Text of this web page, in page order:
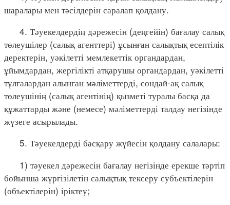
шаралары мен тәсілдерін саралап қолдану.
4. Тәуекелдердің дәрежесін (деңгейін) бағалау салық
төлеушілер (салық агенттері) ұсынған салықтық есептілік
деректерін, уәкілетті мемлекеттік органдардан,
ұйымдардан, жергілікті атқарушы органдардан, уәкілетті
тұлғалардан алынған мәліметтерді, сондай-ақ салық
төлеушінің (салық агентінің) қызметі туралы басқа да
құжаттарды және (немесе) мәліметтерді талдау негізінде
жүзеге асырылады.
5. Тәуекелдерді басқару жүйесін қолдану салалары:
1) тәуекел дәрежесін бағалау негізінде ерекше тәртіп
бойынша жүргізілетін салықтық тексеру субъектілерін
(объектілерін) іріктеу;